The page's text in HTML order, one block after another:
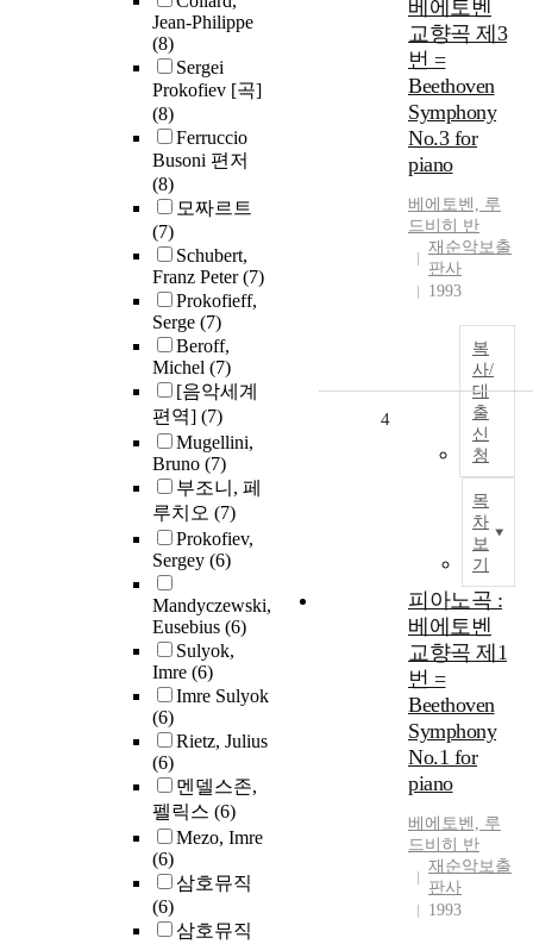
Jean-Philippe
(8)
Sergei
Prokofiev [곡]
(8)
Ferruccio
Busoni 편저
(8)
모짜르트
(7)
Schubert,
Franz Peter(7)
Prokofieff,
Serge (7)
Beroff,
Michel (7)
[음악세계
편역] (7)
Mugellini,
Bruno (7)
부조니, 페
루치오 (7)
Prokofiev,
Sergey (6)
Mandyczewski,
Eusebius (6)
Sulyok,
Imre (6)
Imre Sulyok
(6)
Rietz, Julius
(6)
멘델스존,
펠릭스 (6)
Mezo, Imre
(6)
삼호뮤직
(6)
삼호뮤직
베에토벤
교향곡 제3
번 =
Beethoven
Symphony
No.3 for
piano
베에토벤, 루
드비히 반
재순악보출
판사
1993
복
사/
대
출
신
청
목
차
보
기
4
피아노곡 :
베에토벤
교향곡 제1
번 =
Beethoven
Symphony
No.1 for
piano
베에토벤, 루
드비히 반
재순악보출
판사
1993